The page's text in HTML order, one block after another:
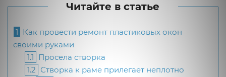
Читайте в статье
1 Как провести ремонт пластиковых окон
своими руками
1.1 Просела створка
1.2 Створка к раме прилегает неплотно